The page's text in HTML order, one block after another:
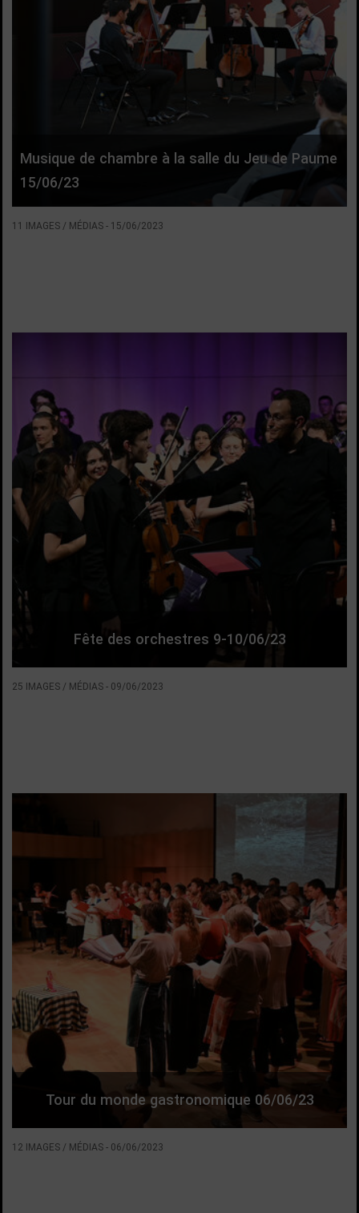
11 IMAGES / MÉDIAS - 15/06/2023
Musique de chambre à la salle du Jeu de Paume
15/06/23
25 IMAGES / MÉDIAS - 09/06/2023
Fête des orchestres 9-10/06/23
12 IMAGES / MÉDIAS - 06/06/2023
Tour du monde gastronomique 06/06/23